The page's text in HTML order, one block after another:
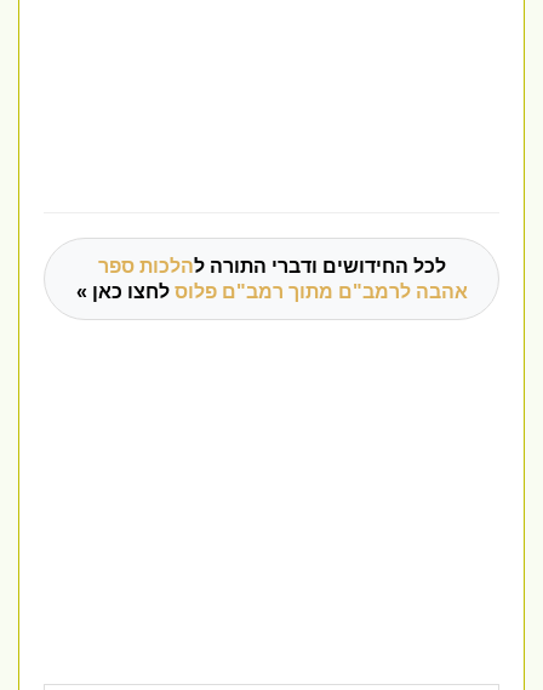
לכל החידושים ודברי התורה להלכות ספר
אהבה לרמב"ם מתוך רמב"ם פלוסלחצו כאן »